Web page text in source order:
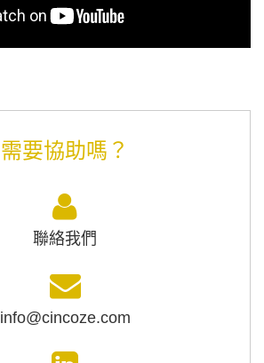
需要協助嗎？
聯絡我們
info@cincoze.com